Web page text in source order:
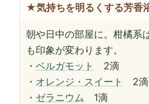
★気持ちを明るくする芳香
朝や日中の部屋に。柑橘系
も印象が変わります。
・ ベルガモット
2滴
・ オレンジ・スイート
2滴
・ ゼラニウム 1滴